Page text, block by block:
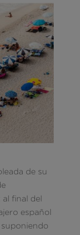
de su
final del
español